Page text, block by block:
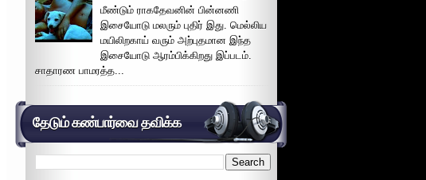
மீண்டும் ராகதேவனின் பின்னணி
இசையோடு மலரும் புதிர் இது. மெல்லிய
மயிலிறகாய் வரும் அற்புதமான இந்த
இசையோடு ஆரம்பிக்கிறது இப்படம்.
சாதாரண பாமரத்த...
தேடும் கண்பார்வை தவிக்க